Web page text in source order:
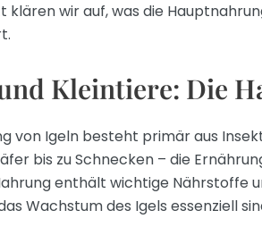
klären wir auf, was die
Kleintiere: Die
von Igeln besteht primär aus
bis zu Schnecken – die
enthält wichtige Nährstoffe
Wachstum des Igels essenziell